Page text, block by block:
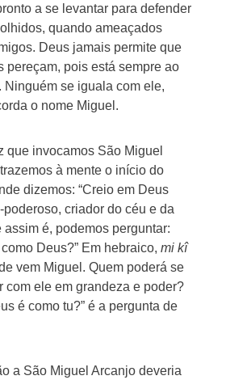
a se levantar para defender
quando ameaçados
Deus jamais permite que
pereçam, pois está sempre ao
Ninguém se iguala com ele,
o nome Miguel.
que invocamos São Miguel
à mente o início do
dizemos: “Creio em Deus
poderoso, criador do céu e da
assim é, podemos perguntar:
como Deus?” Em hebraico, mi kî
vem Miguel. Quem poderá se
com ele em grandeza e poder?
é como tu?” é a pergunta de
a São Miguel Arcanjo deveria